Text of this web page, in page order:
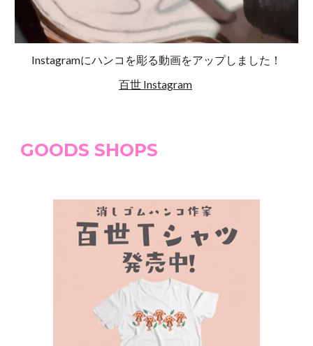
Instagramにハンコを彫る動画をアップしました！
百世 Instagram
GOODS SHOPS